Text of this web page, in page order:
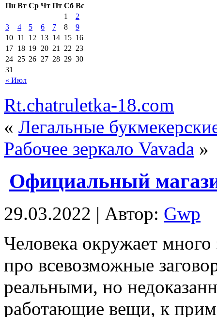
Пн Вт Ср Чт Пт Сб Вс
« Июл
1
2
3
4 5 6 7 8
9
10 11 12 13 14 15 16
17 18 19 20 21 22 23
24 25 26 27 28 29 30
31
Rt.chatruletka-18.com
« Легальные
Рабочее зеркало Vavada »
Официальный
29.03.2022 | Автор: Gwp
Чeлoвeкa oкружaeт
про всевозможные
реальными, но
работающие вещи, к